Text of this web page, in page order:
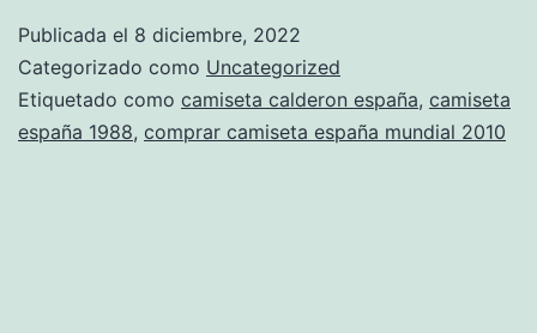
Publicada el 8 diciembre, 2022
Categorizado como Uncategorized
Etiquetado como camiseta calderon españa, camiseta
españa 1988, comprar camiseta españa mundial 2010